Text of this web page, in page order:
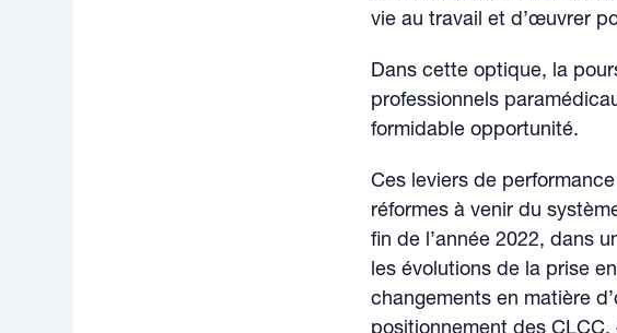
vie au travail et d’œuvrer
Dans cette optique, la
professionnels
formidable opportunité.
Ces leviers de
réformes à venir du
fin de l’année 2022, dans
les évolutions de la prise
changements en matière